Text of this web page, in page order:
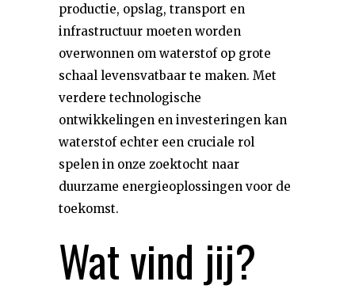
productie, opslag, transport en
infrastructuur moeten worden
overwonnen om waterstof op grote
schaal levensvatbaar te maken. Met
verdere technologische
ontwikkelingen en investeringen kan
waterstof echter een cruciale rol
spelen in onze zoektocht naar
duurzame energieoplossingen voor de
toekomst.
Wat vind jij?